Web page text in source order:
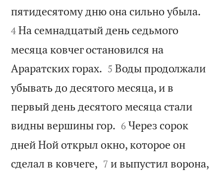
пятидесятому дню она сильно убыла.
4 На семнадцатый день седьмого
месяца ковчег остановился на
Араратских горах. 

5 Воды продолжали
убывать до десятого месяца, и в
первый день десятого месяца стали
видны вершины гор. 

6 Через сорок
дней Ной открыл окно, которое он
сделал в ковчеге, 

7 и выпустил ворона,